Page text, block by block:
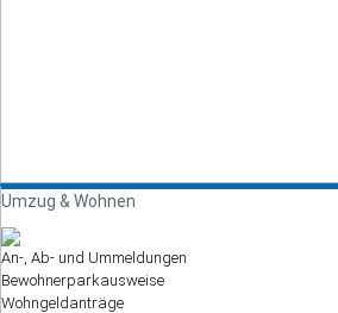
Umzug & Wohnen
An-, Ab- und Ummeldungen
Bewohnerparkausweise
Wohngeldanträge